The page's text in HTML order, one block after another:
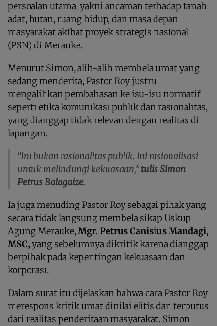
persoalan utama, yakni ancaman terhadap tanah
adat, hutan, ruang hidup, dan masa depan
masyarakat akibat proyek strategis nasional
(PSN) di Merauke.
Menurut Simon, alih-alih membela umat yang
sedang menderita, Pastor Roy justru
mengalihkan pembahasan ke isu-isu normatif
seperti etika komunikasi publik dan rasionalitas,
yang dianggap tidak relevan dengan realitas di
lapangan.
“Ini bukan rasionalitas publik. Ini rasionalisasi
untuk melindungi kekuasaan,”tulis Simon
Petrus Balagaize.
Ia juga menuding Pastor Roy sebagai pihak yang
secara tidak langsung membela sikap Uskup
Agung Merauke,Mgr. Petrus Canisius Mandagi,
MSC, yang sebelumnya dikritik karena dianggap
berpihak pada kepentingan kekuasaan dan
korporasi.
Dalam surat itu dijelaskan bahwa cara Pastor Roy
merespons kritik umat dinilai elitis dan terputus
dari realitas penderitaan masyarakat. Simon